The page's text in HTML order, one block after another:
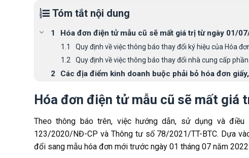
Tóm tắt nội dung
Hóa đơn điện tử mẫu cũ sẽ mất giá trị từ ngày 01/
Quy định về việc thông báo thay đổi ký hiệu của Hóa
Quy định về việc thông báo thay đổi nhà cung cấp
Các địa điểm kinh doanh buộc phải bỏ hóa đơn
Hóa đơn điện tử mẫu cũ sẽ mất
Theo thông báo trên, việc hướng dẫn, sử dụng và
123/2020/NĐ-CP và Thông tư số 78/2021/TT-BTC. Dựa
đổi sang mẫu hóa đơn mới trước ngày 01 tháng 07 năm